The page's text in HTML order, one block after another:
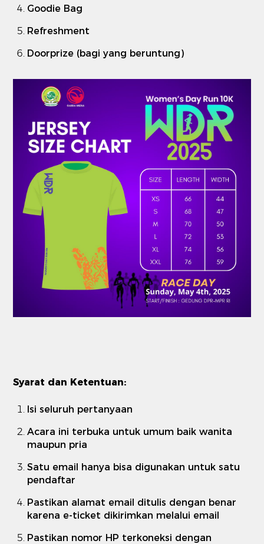
Goodie Bag
Refreshment
Doorprize (bagi yang beruntung)
Syarat dan Ketentuan:
Isi seluruh pertanyaan
Acara ini terbuka untuk umum baik wanita
maupun pria
Satu email hanya bisa digunakan untuk satu
pendaftar
Pastikan alamat email ditulis dengan benar
karena e-ticket dikirimkan melalui email
Pastikan nomor HP terkoneksi dengan